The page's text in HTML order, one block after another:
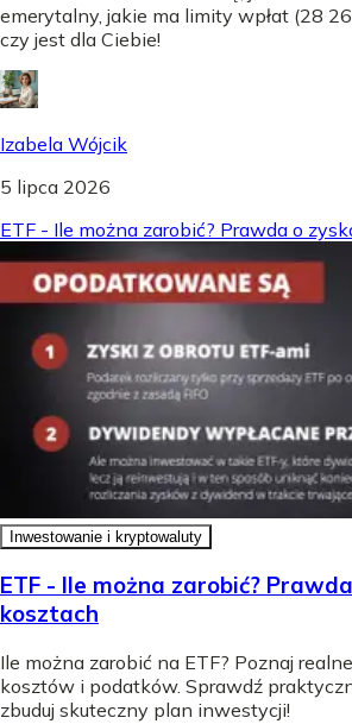
emerytalny, jakie ma limity wpłat (28
czy jest dla Ciebie!
Izabela Wójcik
5 lipca 2026
ETF - Ile można zarobić? Prawda o
Inwestowanie i kryptowaluty
ETF - Ile można zarobić?
kosztach
Ile można zarobić na ETF? Poznaj
kosztów i podatków. Sprawdź
zbuduj skuteczny plan inwestycji!